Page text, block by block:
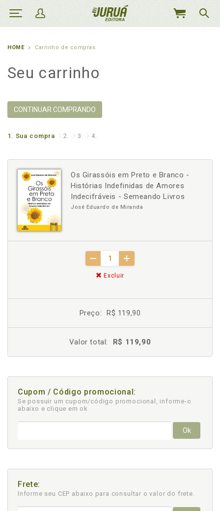
MEU
HOME Carrinho de compras
Seu carrinho
CONTINUAR COMPRANDO
1. Sua compra 2. 3. 4.
Os Girassóis em Preto e Branco -
Histórias Indefinidas de Amores
Indecifráveis - Semeando Livros
José Eduardo de Miranda
Excluir
Preço: R$ 119,90
Valor total: R$ 119,90
Cupom / Código promocional:
Se possuir um cupom/código promocional, informe-o
abaixo e clique em ok
Ok
Frete:
Informe seu CEP abaixo para consultar o valor do frete.